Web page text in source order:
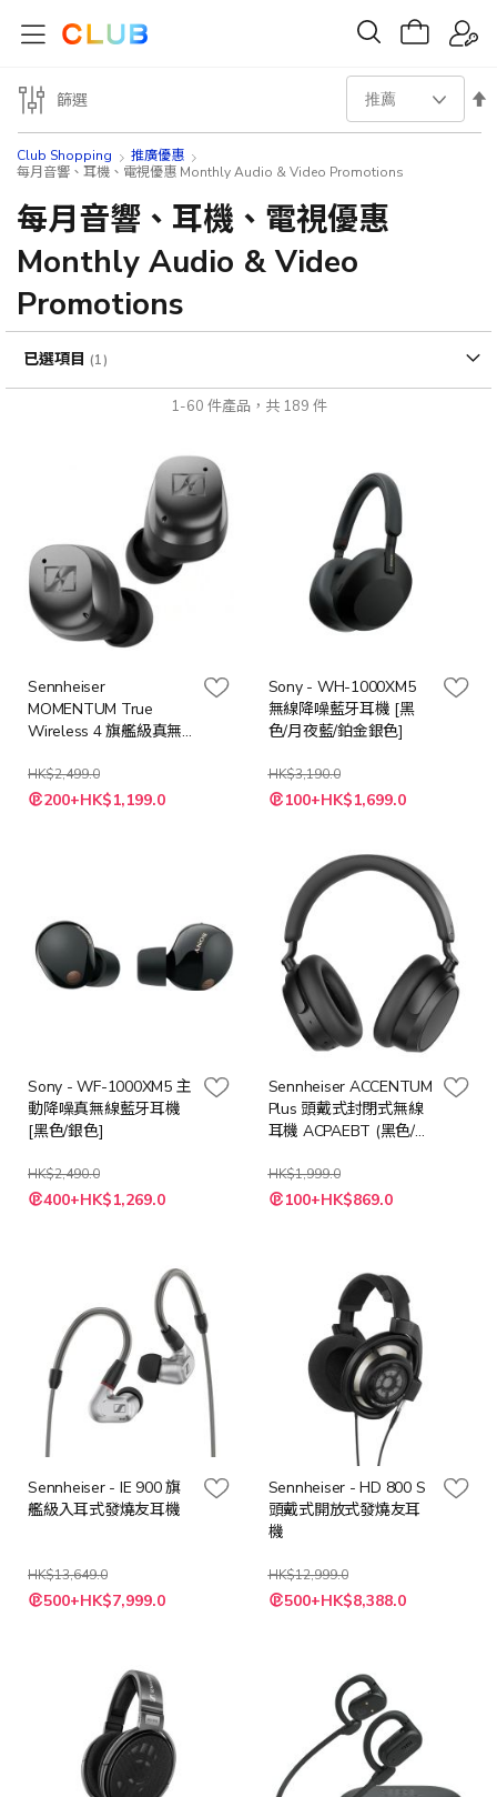
Club Shopping
推廣優惠
每月音響、耳機、電視優惠 Monthly Audio & Video Promotions
每月音響、耳機、電視優惠
Monthly Audio & Video
Promotions
1-60 件產品，共 189 件
設
向
Sennheiser
MOMENTUM True
Wireless 4 旗艦級真無
MTW4 (5種顏色)
HK$2,499.0
200+HK$1,199.0
Sony - WH-1000XM5
無線降噪藍牙耳機 [黑
色/月夜藍/鉑金銀色]
HK$3,190.0
100+HK$1,699.0
Sony - WF-1000XM5 主
動降噪真無線藍牙耳機
[黑色/銀色]
HK$2,490.0
400+HK$1,269.0
Sennheiser ACCENTUM
Plus 頭戴式封閉式無線
耳機 ACPAEBT (黑色/白
HK$1,999.0
100+HK$869.0
Sennheiser - IE 900 旗
艦級入耳式發燒友耳機
HK$13,649.0
特
殊 500+HK$7,999.0
Sennheiser - HD 800 S
頭戴式開放式發燒友耳
機
HK$12,999.0
特
殊 500+HK$8,388.0
篩選
已選項目